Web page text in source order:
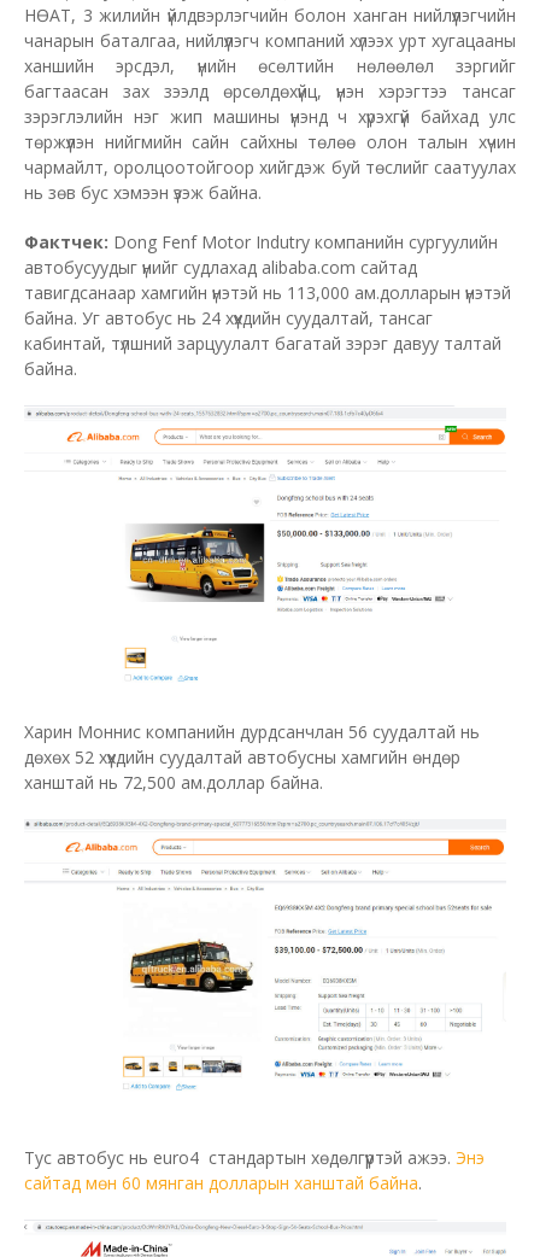
НӨАТ, 3 жилийн үйлдвэрлэгчийн болон ханган нийлүүлэгчийн
чанарын баталгаа, нийлүүлэгч компаний хүлээх урт хугацааны
ханшийн эрсдэл, үнийн өсөлтийн нөлөөлөл зэргийг
багтаасан зах зээлд өрсөлдөхүйц, үнэн хэрэгтээ тансаг
зэрэглэлийн нэг жип машины үнэнд ч хүрэхгүй байхад улс
төржүүлэн нийгмийн сайн сайхны төлөө олон талын хүчин
чармайлт, оролцоотойгоор хийгдэж буй төслийг саатуулах
нь зөв бус хэмээн үзэж байна.
Фактчек: Dong Fenf Motor Indutry компанийн сургуулийн
автобусуудыг үнийг судлахад alibaba.com сайтад
тавигдсанаар хамгийн үнэтэй нь 113,000 ам.долларын үнэтэй
байна. Уг автобус нь 24 хүүхдийн суудалтай, тансаг
кабинтай, түлшний зарцуулалт багатай зэрэг давуу талтай
байна.
Харин Моннис компанийн дурдсанчлан 56 суудалтай нь
дөхөх 52 хүүхдийн суудалтай автобусны хамгийн өндөр
ханштай нь 72,500 ам.доллар байна.
Тус автобус нь euro4 стандартын хөдөлгүүртэй ажээ. Энэ
сайтад мөн 60 мянган долларын ханштай байна.